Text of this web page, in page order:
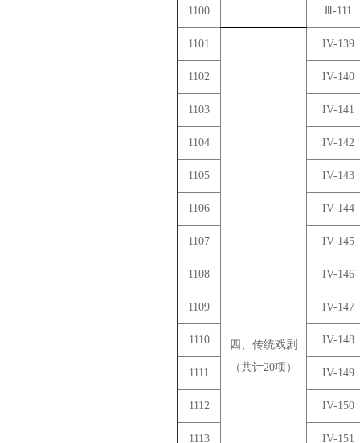
1100 Ⅲ-111
1101
四、传统戏剧
（共计20项）
IV-139
1102 IV-140
1103 IV-141
1104 IV-142
1105 IV-143
1106 IV-144
1107 IV-145
1108 IV-146
1109 IV-147
1110 IV-148
1111 IV-149
1112 IV-150
1113 IV-151